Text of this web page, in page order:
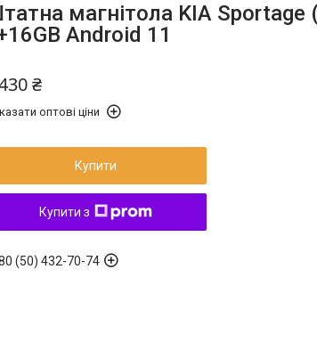
магнітола KIA Sportage
Android 11
₴
оптові ціни
Купити
Купити з
(50) 432-70-74